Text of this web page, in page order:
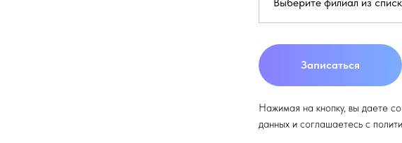
Записаться
Нажимая на кнопку, вы даете
данных и соглашаетесь c